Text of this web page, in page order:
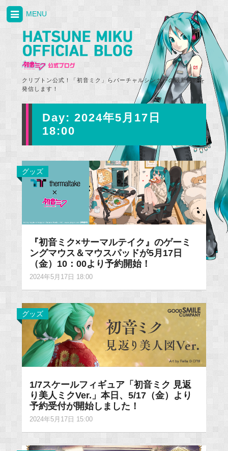
クリプトン公式！「初音ミク」らバーチャルシンガーの最新情報を
発信します！
MENU
Day: 2024年5月17日
18:00
グッズ
『初音ミク×サーマルテイク』のゲーミ
ングマウス＆マウスパッドが5月17日
（金）10：00より予約開始！
2024年5月17日 18:00
グッズ
1/7スケールフィギュア「初音ミク 見返
り美人ミクVer.」本日、5/17（金）より
予約受付が開始しました！
2024年5月17日 15:00